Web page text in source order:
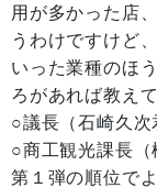
用が多かった店
うわけですけど
いった業種のほ
ろがあれば教え
○議長（石崎久
○商工観光課長
第１弾の順位で